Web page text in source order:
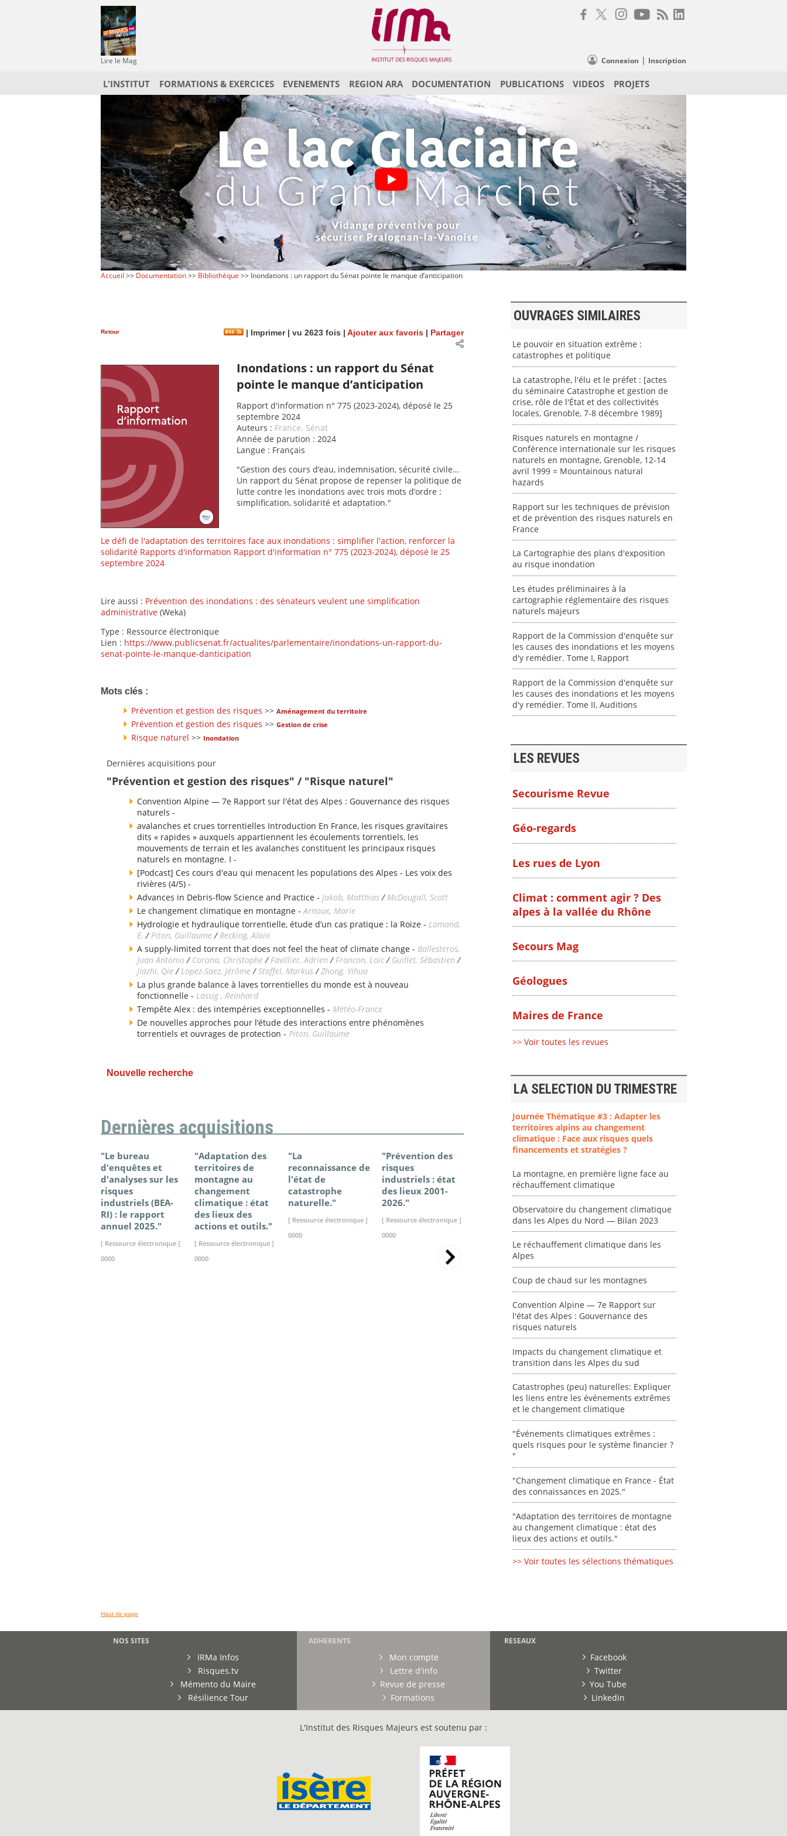
Lire le Mag Connexion | Inscription
L'INSTITUT FORMATIONS & EXERCICES EVENEMENTS REGION ARA DOCUMENTATION PUBLICATIONS VIDEOS PROJETS
Accueil >> Documentation>> Bibliothèque >> Inondations : un rapport du Sénat pointe le manque d’anticipation
Retour Imprimer| vu 2623 fois | Ajouter aux favoris Partager
Inondations : un rapport du Sénat
pointe le manque d’anticipation
Rapport d'information n° 775 (2023-2024), déposé le 25
septembre 2024
Auteurs : France. Sénat
Année de parution : 2024
Langue : Français
"Gestion des cours d’eau, indemnisation, sécurité civile…
Un rapport du Sénat propose de repenser la politique de
lutte contre les inondations avec trois mots d’ordre :
simplification, solidarité et adaptation."
Le défi de l'adaptation des territoires face aux inondations : simplifier l'action, renforcer la
solidarité Rapports d'information Rapport d'information n° 775 (2023-2024), déposé le 25
septembre 2024
Lire aussi : Prévention des inondations : des sénateurs veulent une simplification
administrative (Weka)
Type : Ressource électronique
Lien : https://www.publicsenat.fr/actualites/parlementaire/inondations-un-rapport-du-
senat-pointe-le-manque-danticipation
Mots clés :
Prévention et gestion des risques >> Aménagement du territoire
Prévention et gestion des risques >> Gestion de crise
Risque naturel >> Inondation
Dernières acquisitions pour
"Prévention et gestion des risques" / "Risque naturel"
Convention Alpine — 7e Rapport sur l'état des Alpes : Gouvernance des risques
naturels -
avalanches et crues torrentielles Introduction En France, les risques gravitaires
dits « rapides » auxquels appartiennent les écoulements torrentiels, les
mouvements de terrain et les avalanches constituent les principaux risques
naturels en montagne. I -
[Podcast] Ces cours d'eau qui menacent les populations des Alpes - Les voix des
rivières (4/5) -
Advances in Debris-flow Science and Practice - Jakob, Matthias/McDougall, Scott
Le changement climatique en montagne -Arnoux, Marie
Hydrologie et hydraulique torrentielle, étude d’un cas pratique : la Roize - Lamand,
E. / Piton, Guillaume/ Recking, Alain
A supply-limited torrent that does not feel the heat of climate change - Ballesteros,
Juan Antonio / Corona, Christophe/ Favillier, Adrien / Francon, Loïc/ Guillet, Sébastien /
Jiazhi, Qie/ Lopez-Saez, Jérôme/Stoffel, Markus/Zhong, Yihua
La plus grande balance à laves torrentielles du monde est à nouveau
fonctionnelle - Lässig , Reinhard
Tempête Alex : des intempéries exceptionnelles - Météo-France
De nouvelles approches pour l’étude des interactions entre phénomènes
torrentiels et ouvrages de protection - Piton, Guillaume
Nouvelle recherche
Dernières acquisitions
"Le bureau
d'enquêtes et
d'analyses sur les
risques
industriels (BEA-
RI) : le rapport
annuel 2025."
[ Ressource électronique ]
0000
"Adaptation des
territoires de
montagne au
changement
climatique : état
des lieux des
actions et outils."
[ Ressource électronique ]
0000
"La
reconnaissance de
l'état de
catastrophe
naturelle."
[ Ressource électronique ]
0000
"Prévention des
risques
industriels : état
des lieux 2001-
2026."
[ Ressource électronique ]
0000
"Changement
France - État des
connaissances en
[ Ressource électronique ]
"Plan ministériel
de gestion des
vagues de
chaleur."
[ Ressource électronique ]
0000
extrêmes : quels
? "
[ Ressource électronique ]
OUVRAGES SIMILAIRES
Le pouvoir en situation extrême :
catastrophes et politique
La catastrophe, l'élu et le préfet : [actes
du séminaire Catastrophe et gestion de
crise, rôle de l'État et des collectivités
locales, Grenoble, 7-8 décembre 1989]
Risques naturels en montagne /
Conférence internationale sur les risques
naturels en montagne, Grenoble, 12-14
avril 1999 = Mountainous natural
hazards
Rapport sur les techniques de prévision
et de prévention des risques naturels en
France
La Cartographie des plans d'exposition
au risque inondation
Les études préliminaires à la
cartographie réglementaire des risques
naturels majeurs
Rapport de la Commission d'enquête sur
les causes des inondations et les moyens
d'y remédier. Tome I, Rapport
Rapport de la Commission d'enquête sur
les causes des inondations et les moyens
d'y remédier. Tome II, Auditions
LES REVUES
Secourisme Revue
Géo-regards
Les rues de Lyon
Climat : comment agir ? Des
alpes à la vallée du Rhône
Secours Mag
Géologues
Maires de France
>> Voir toutes les revues
LA SELECTION DU TRIMESTRE
Journée Thématique #3 : Adapter les
territoires alpins au changement
climatique : Face aux risques quels
financements et stratégies ?
La montagne, en première ligne face au
réchauffement climatique
Observatoire du changement climatique
dans les Alpes du Nord — Bilan 2023
Le réchauffement climatique dans les
Alpes
Coup de chaud sur les montagnes
Convention Alpine — 7e Rapport sur
l'état des Alpes : Gouvernance des
risques naturels
Impacts du changement climatique et
transition dans les Alpes du sud
Catastrophes (peu) naturelles: Expliquer
les liens entre les événements extrêmes
et le changement climatique
"Événements climatiques extrêmes :
quels risques pour le système financier ?
"
"Changement climatique en France - État
des connaissances en 2025."
"Adaptation des territoires de montagne
au changement climatique : état des
lieux des actions et outils."
>> Voir toutes les sélections thématiques
Haut de page
NOS SITES
IRMa Infos
Risques.tv
Mémento du Maire
Résilience Tour
ADHERENTS
Mon compte
Lettre d'info
Revue de presse
Formations
RESEAUX
Facebook
Twitter
You Tube
Linkedin
L'Institut des Risques Majeurs est soutenu par :